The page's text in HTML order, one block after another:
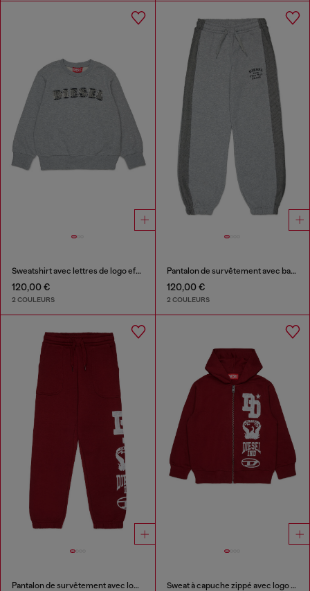
Sweatshirt avec lettres de logo effilochées
120,00 €
2 COULEURS
Pantalon de survêtement avec bandes latérales en denim
120,00 €
2 COULEURS
Pantalon de survêtement avec logos style universitaire Sweat à capuche zippé avec logo effet peinture